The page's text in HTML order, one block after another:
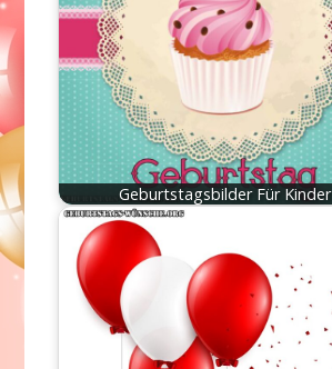
Geburtstagsbilder Für Kinder